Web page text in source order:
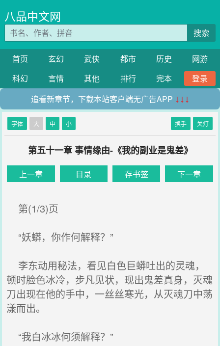
八品中文网
搜索
首页 玄幻 武侠 都市 历史
网游
科幻
言情 其他 排行 完本
登录
追看新章节，下载本站客户端无广告APP ↓↓↓
字体 大 中 小 换手 关灯
第五十一章 事情缘由-《我的副业是鬼差》
上一章 目录 存书签 下一章
第(1/3)页
“妖蟒，你作何解释？”
李东动用秘法，看见白色巨蟒吐出的灵魂，
顿时脸色冰冷，步凡见状，现出鬼差真身，灭魂
刀出现在他的手中，一丝丝寒光，从灭魂刀中荡
漾而出。
“我白冰冰何须解释？”